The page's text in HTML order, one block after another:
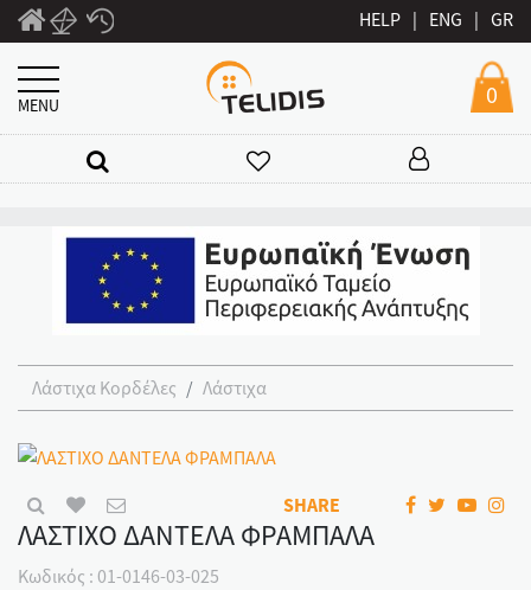
HELP | ENG | GR
MENU 0
Λάστιχα Κορδέλες Λάστιχα
SHARE
ΛΑΣΤΙΧΟ ΔΑΝΤΕΛΑ ΦΡΑΜΠΑΛΑ
Κωδικός : 01-0146-03-025